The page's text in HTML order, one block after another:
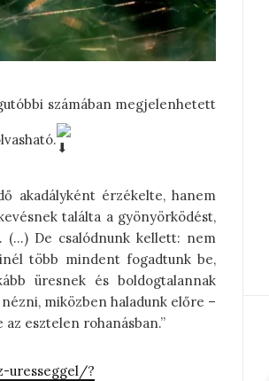
számában megjelenhetett
akadályként érzékelte, hanem
találta a gyönyörködést,
(…) De csalódnunk kellett: nem
több mindent fogadtunk be,
üresnek és boldogtalannak
miközben haladunk előre –
esztelen rohanásban.”
uresseggel/?